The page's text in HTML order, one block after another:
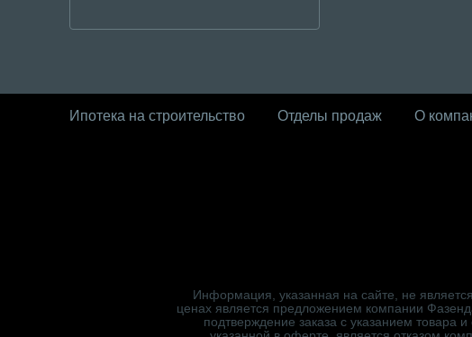
Ипотека на строительство Отделы продаж О
Информация, указанная на сайте, не
ценах является предложением компании
подтверждение заказа с указанием